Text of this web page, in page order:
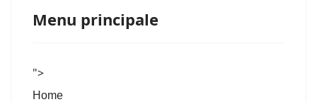
Menu principale
">
Home